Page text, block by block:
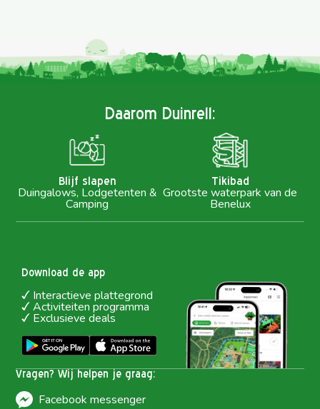
Daarom Duinrell:
Blijf slapen
Duingalows, Lodgetenten &
Camping
Tikibad
Grootste waterpark van de
Benelux
Vragen? Wij helpen je graag:
Facebook messenger
Download de app
Interactieve plattegrond
Activiteiten programma
Exclusieve deals